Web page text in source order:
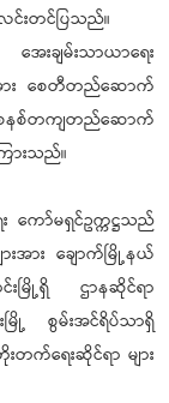
င်းတင်ပြသည်။
ေးချမ်းသာယာရေး
ား စေတီတည်ဆောက်
စနစ်တကျတည်ဆောက်
ားသည်။
ကော်မရှင်ဥက္ကဋ္ဌသည်
းအား ချောက်မြို့နယ်
င်းမြို့ရှိ ဌာနဆိုင်ရာ
းမြို့ စွမ်းအင်ရိပ်သာရှိ
တက်ရေးဆိုင်ရာ များ